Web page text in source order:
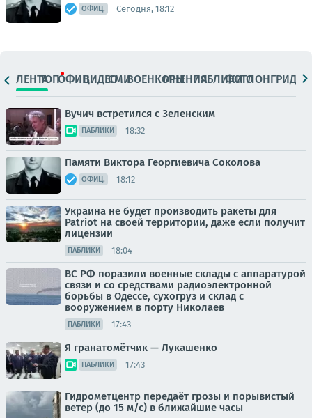
ОФИЦ. Сегодня, 18:12
ЛЕНТАТОПОФИЦ.ВИДЕОСМИВОЕНКОРЫМНЕНИЯПАБЛИКИ
ФОТОЛОНГРИДЫ
Вучич встретился с Зеленским
ПАБЛИКИ 18:32
Памяти Виктора Георгиевича Соколова
ОФИЦ. 18:12
Украина не будет производить ракеты для
Patriot на своей территории, даже если получит
лицензии
ПАБЛИКИ 18:04
ВС РФ поразили военные склады с аппаратурой
связи и со средствами радиоэлектронной
борьбы в Одессе, сухогруз и склад с
вооружением в порту Николаев
ПАБЛИКИ 17:43
Я гранатомётчик — Лукашенко
ПАБЛИКИ 17:43
Гидрометцентр передаёт грозы и порывистый
ветер (до 15 м/с) в ближайшие часы